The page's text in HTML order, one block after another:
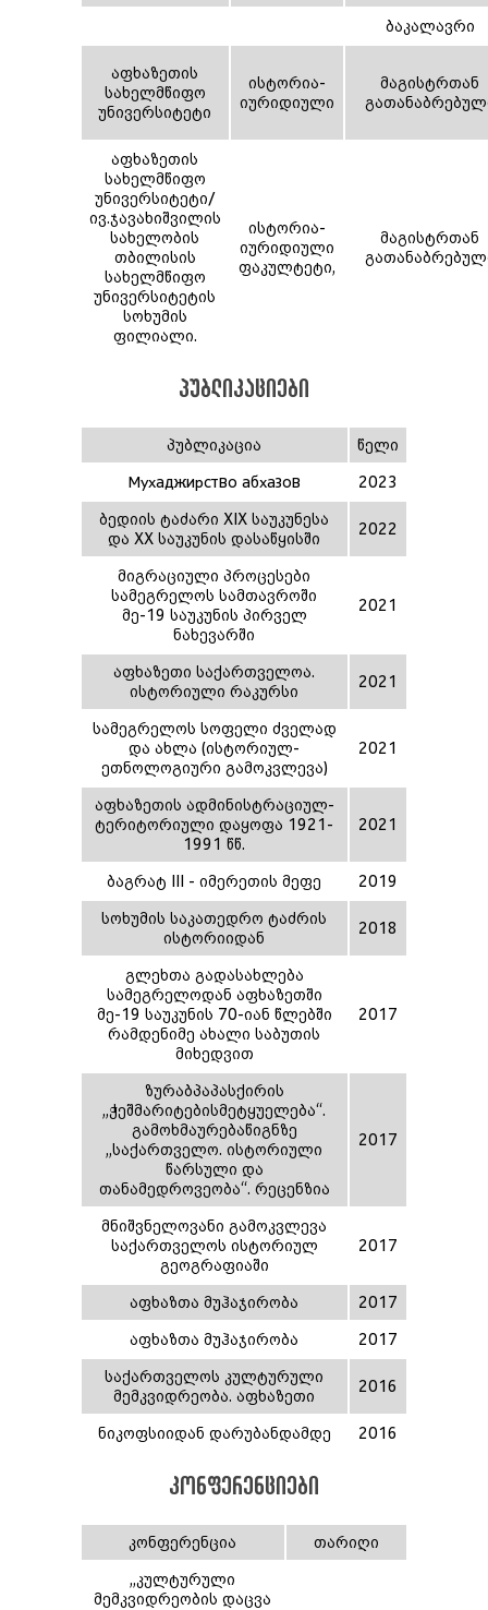
ბაკალავრი
აფხაზეთის
სახელმწიფო
უნივერსიტეტი
ისტორია-
იურიდიული
მაგისტრთან
აფხაზეთის
სახელმწიფო
უნივერსიტეტი/
ივ.ჯავახიშვილის
სახელობის
თბილისის
სახელმწიფო
უნივერსიტეტის
სოხუმის
ფილიალი.
ისტორია-
იურიდიული
ფაკულტეტი,
მაგისტრთან
პუბლიკაციები
პუბლიკაცია
წელი
Мухаджирство абхазов
2023
ბედიის ტაძარი XIX საუკუნესა
და XX საუკუნის დასაწყისში
2022
მიგრაციული პროცესები
სამეგრელოს სამთავროში
მე-19 საუკუნის პირველ
ნახევარში
2021
აფხაზეთი საქართველოა.
ისტორიული რაკურსი
2021
სამეგრელოს სოფელი ძველად
და ახლა (ისტორიულ-
ეთნოლოგიური გამოკვლევა)
2021
აფხაზეთის ადმინისტრაციულ-
ტერიტორიული დაყოფა 1921-
1991 წწ.
2021
ბაგრატ III - იმერეთის მეფე
2019
სოხუმის საკათედრო ტაძრის
ისტორიიდან
2018
გლეხთა გადასახლება
სამეგრელოდან აფხაზეთში
მე-19 საუკუნის 70-იან წლებში
რამდენიმე ახალი საბუთის
მიხედვით
2017
ზურაბპაპასქირის
,,ჭეშმარიტებისმეტყუელება“.
გამოხმაურებაწიგნზე
,,საქართველო. ისტორიული
წარსული და
თანამედროვეობა“. რეცენზია
2017
მნიშვნელოვანი გამოკვლევა
საქართველოს ისტორიულ
გეოგრაფიაში
2017
აფხაზთა მუჰაჯირობა
2017
აფხაზთა მუჰაჯირობა
2017
საქართველოს კულტურული
მემკვიდრეობა. აფხაზეთი
2016
ნიკოფსიიდან დარუბანდამდე 2016
კონფერენციები
კონფერენცია
თარიღი
,,კულტურული
მემკვიდრეობის დაცვა